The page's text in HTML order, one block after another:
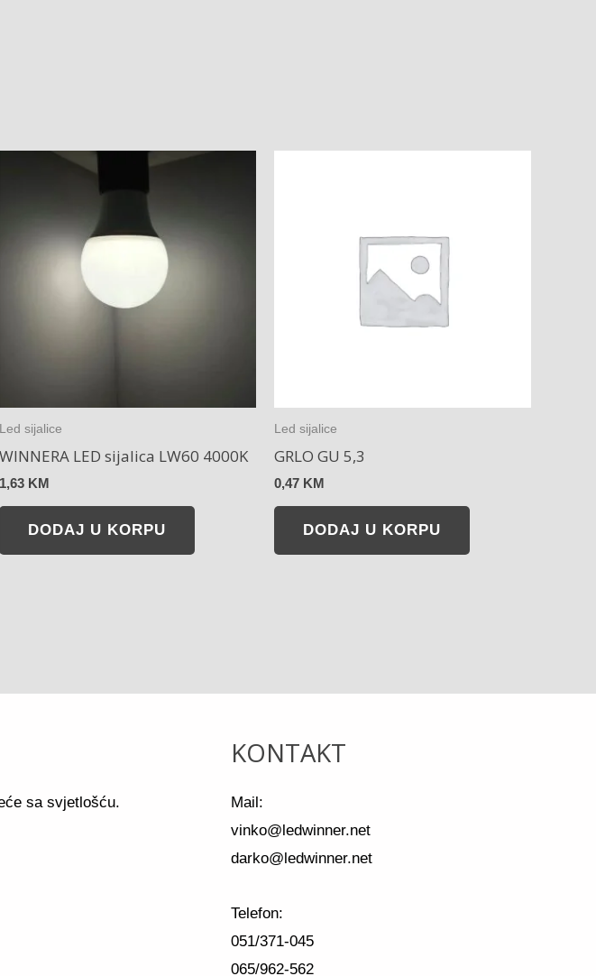
Led sijalice
WINNERA LED sijalica LW60 4000K
1,63 KM
DODAJ U KORPU
Led sijalice
GRLO GU 5,3
0,47 KM
DODAJ U KORPU
sa svjetlošću.
KONTAKT
Mail:
vinko@ledwinner.net
darko@ledwinner.net
Telefon:
051/371-045
065/962-562